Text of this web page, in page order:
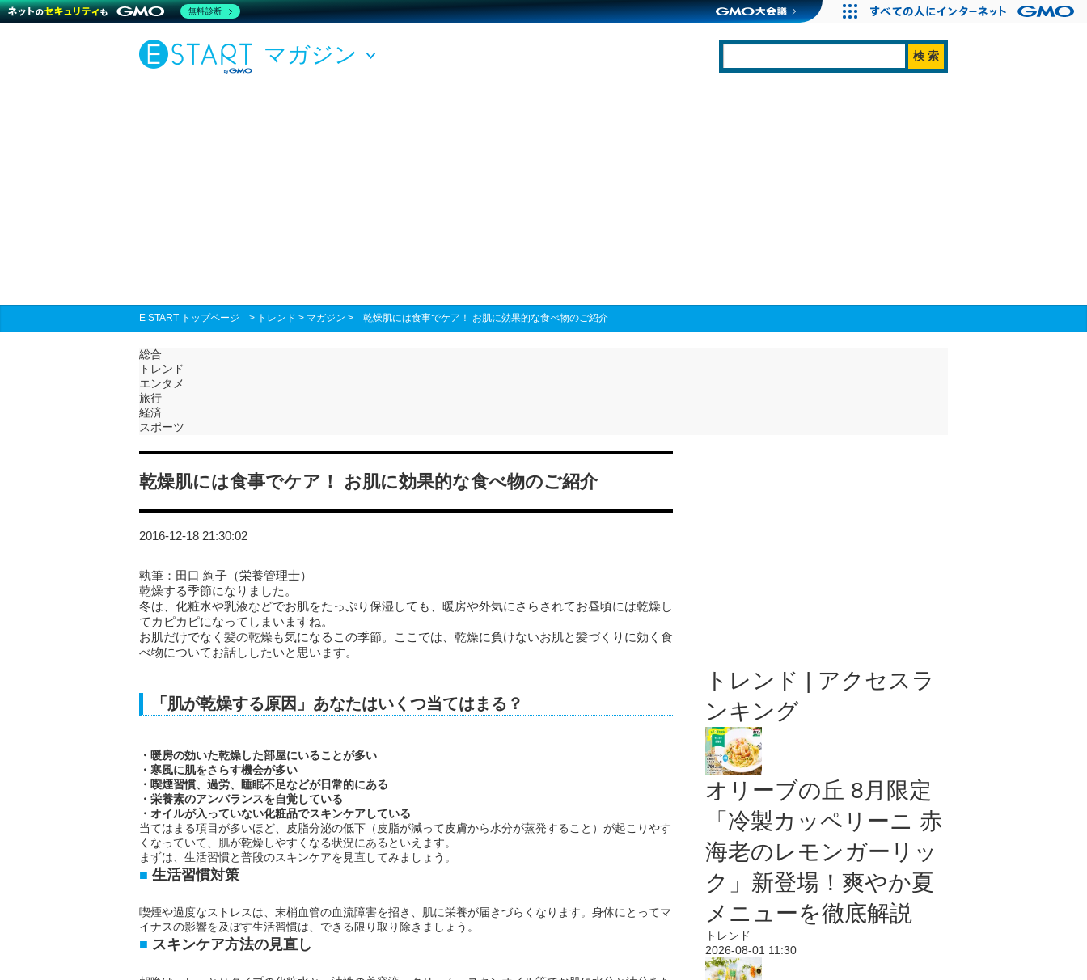
マガジン
E START トップページ > トレンド > マガジン > 乾燥肌には食事でケア！ お肌に効果的な食べ物のご紹介
総合
トレンド
エンタメ
旅行
経済
スポーツ
乾燥肌には食事でケア！ お肌に効果的な食べ物のご紹介
2016-12-18 21:30:02
執筆：田口 絢子（栄養管理士）
乾燥する季節になりました。
冬は、化粧水や乳液などでお肌をたっぷり保湿しても、暖房や外気にさらされてお昼頃には乾燥し
てカピカピになってしまいますね。
お肌だけでなく髪の乾燥も気になるこの季節。ここでは、乾燥に負けないお肌と髪づくりに効く食
べ物についてお話ししたいと思います。
「肌が乾燥する原因」あなたはいくつ当てはまる？
・暖房の効いた乾燥した部屋にいることが多い
・寒風に肌をさらす機会が多い
・喫煙習慣、過労、睡眠不足などが日常的にある
・栄養素のアンバランスを自覚している
・オイルが入っていない化粧品でスキンケアしている
当てはまる項目が多いほど、皮脂分泌の低下（皮脂が減って皮膚から水分が蒸発すること）が起こりやす
くなっていて、肌が乾燥しやすくなる状況にあるといえます。
まずは、生活習慣と普段のスキンケアを見直してみましょう。
生活習慣対策
喫煙や過度なストレスは、末梢血管の血流障害を招き、肌に栄養が届きづらくなります。身体にとってマ
イナスの影響を及ぼす生活習慣は、できる限り取り除きましょう。
スキンケア方法の見直し
トレンド | アクセスラ
ンキング
オリーブの丘 8月限定
「冷製カッペリーニ 赤
海老のレモンガーリッ
ク」新登場！爽やか夏
メニューを徹底解説
トレンド
2026-08-01 11:30
無料診断